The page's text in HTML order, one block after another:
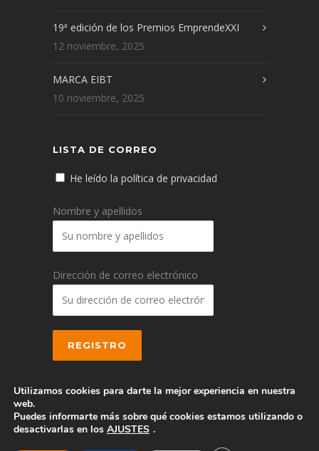
19ª edición de los Premios EmprendeXXI
12 noviembre, 2025
MARCA EIBT
10 noviembre, 2025
LISTA DE CORREO
He leído la política de privacidad
Nombre y apellidos
Dirección de correo electrónico
© 2016 CEEI Albacete
Utilizamos cookies para darte la mejor experiencia en nuestra
web.
Puedes informarte más sobre qué cookies estamos utilizando o
desactivarlas en los AJUSTES .